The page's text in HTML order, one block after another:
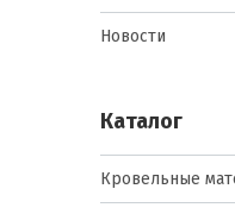
Новости
Каталог
Кровельные